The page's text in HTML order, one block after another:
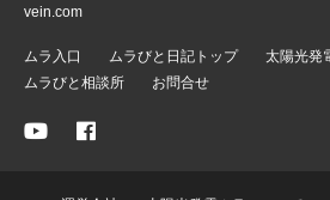
vein.com
ムラ入口 ムラびと日記トップ
太陽光発
ムラびと相談所
お問合せ